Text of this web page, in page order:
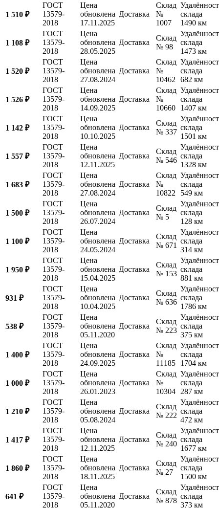
1 510 ₽
ГОСТ
13579-
2018
Цена
обновлена
17.11.2025
Доставка
Склад
№
1007
склада
1490 км
1 108 ₽
ГОСТ
13579-
2018
Цена
обновлена
28.05.2025
Доставка
Склад
№ 98
склада
1473 км
1 520 ₽
ГОСТ
13579-
2018
Цена
обновлена
27.08.2024
Доставка
Склад
№
10462
склада
682 км
1 526 ₽
ГОСТ
13579-
2018
Цена
обновлена
14.09.2025
Доставка
Склад
№
10660
склада
1407 км
1 142 ₽
ГОСТ
13579-
2018
Цена
обновлена
10.10.2025
Доставка
Склад
№ 337
склада
1501 км
1 557 ₽
ГОСТ
13579-
2018
Цена
обновлена
12.11.2025
Доставка
Склад
№ 546
склада
1328 км
1 683 ₽
ГОСТ
13579-
2018
Цена
обновлена
27.08.2024
Доставка
Склад
№
10822
склада
549 км
1 500 ₽
ГОСТ
13579-
2018
Цена
обновлена
26.07.2024
Доставка
Склад
№ 5
склада
128 км
1 100 ₽
ГОСТ
13579-
2018
Цена
обновлена
24.05.2024
Доставка
Склад
№ 671
склада
314 км
1 950 ₽
ГОСТ
13579-
2018
Цена
обновлена
15.04.2025
Доставка
Склад
№ 153
склада
881 км
931 ₽
ГОСТ
13579-
2018
Цена
обновлена
10.04.2025
Доставка
Склад
№ 636
склада
1786 км
538 ₽
ГОСТ
13579-
2018
Цена
обновлена
05.11.2020
Доставка
Склад
№ 223
склада
375 км
1 400 ₽
ГОСТ
13579-
2018
Цена
обновлена
24.09.2025
Доставка
Склад
№
11185
склада
1704 км
1 000 ₽
ГОСТ
13579-
2018
Цена
обновлена
26.01.2023
Доставка
Склад
№
10304
склада
287 км
1 210 ₽
ГОСТ
13579-
2018
Цена
обновлена
05.08.2024
Доставка
Склад
№ 222
склада
472 км
1 417 ₽
ГОСТ
13579-
2018
Цена
обновлена
12.11.2025
Доставка
Склад
№ 240
склада
1677 км
1 860 ₽
ГОСТ
13579-
2018
Цена
обновлена
18.11.2025
Доставка
Склад
№ 27
склада
1500 км
641 ₽
ГОСТ
13579-
2018
Цена
обновлена
05.11.2020
Доставка
Склад
№ 878
склада
373 км